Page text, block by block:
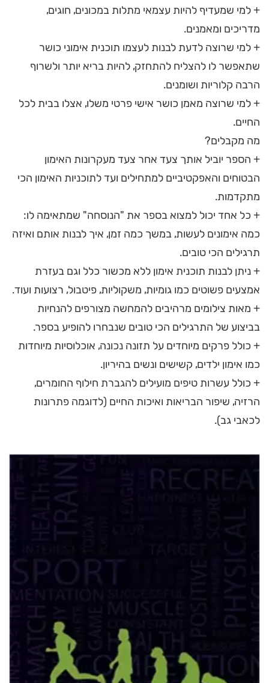
+ למי שמעדיף להיות עצמאי מתלות במכונים, חוגים,
מדריכים ומאמנים.
+ למי שרוצה לדעת לבנות לעצמו תוכנית אימוני כושר
שתאפשר לו להצליח להתחזק, להיות בריא יותר ולשרוף
הרבה קלוריות ושומנים.
+ למי שרוצה מאמן כושר אישי פרטי משלו, אצלו בבית לכל
החיים.
מה מקבלים?
+ הספר יוביל אותך צעד אחר צעד מעקרונות האימון
הבטוחים והאפקטיביים למתחילים ועד לתוכניות האימון הכי
מתקדמות.
+ כל אחד יכול למצוא בספר את "הנוסחה" שמתאימה לו:
כמה אימונים לעשות, במשך כמה זמן, איך לבנות אותם ואיזה
תרגילים הכי טובים.
+ ניתן לבנות תוכנית אימון ללא מכשור כלל וגם בעזרת
אמצעים פשוטים כמו גומיות, משקוליות, פיטבול, רצועות ועוד.
+ מאות צילומים מרהיבים להמחשה מצורפים להנחיות
בביצוע של התרגילים הכי טובים שנבחרו להופיע בספר.
+ כולל פרקים מיוחדים על תזונה נכונה, אוכלוסיות מיוחדות
כמו אימון ילדים, קשישים ונשים בהיריון.
+ כולל עשרות טיפים מועילים להגברת חילוף החומרים,
הרזיה, שיפור הבריאות ואיכות החיים (לדוגמה פתרונות
לכאבי גב).